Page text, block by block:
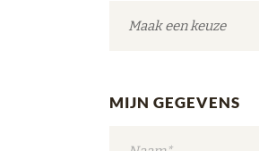
MIJN GEGEVENS